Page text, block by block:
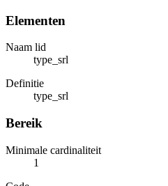
Elementen
Naam lid
type_srl
Definitie
type_srl
Bereik
Minimale cardinaliteit
1